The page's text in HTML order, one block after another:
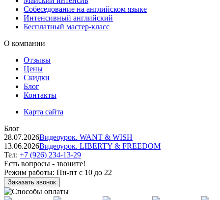
Собеседование на английском языке
Интенсивный английский
Бесплатный мастер-класс
О компании
Отзывы
Цены
Скидки
Блог
Контакты
Карта сайта
Блог
28.07.2026Видеоурок. WANT & WISH
13.06.2026Видеоурок. LIBERTY & FREEDOM
Тел: +7 (926) 234-13-29
Есть вопросы - звоните!
Режим работы: Пн-пт с 10 до 22
Заказать звонок